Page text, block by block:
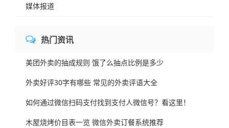
媒体报道
热门资讯
美团外卖的抽成规则 饿了么抽点比例是多少
外卖好评30字有哪些 常见的外卖评语大全
如何通过微信扫码支付找到支付人微信号？看这里！
木屋烧烤价目表一览 微信外卖订餐系统推荐